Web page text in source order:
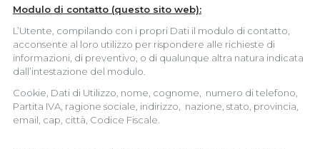
Modulo di contatto (questo sito web):
L’Utente, compilando con i propri Dati il modulo di contatto,
acconsente al loro utilizzo per rispondere alle richieste di
informazioni, di preventivo, o di qualunque altra natura indicata
dall’intestazione del modulo.
Cookie, Dati di Utilizzo, nome, cognome, numero di telefono,
Partita IVA, ragione sociale, indirizzo, nazione, stato, provincia,
email, cap, città, Codice Fiscale.